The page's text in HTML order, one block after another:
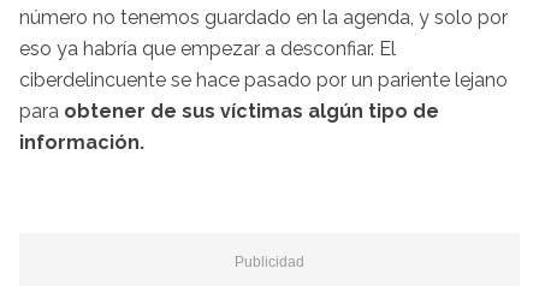
número no tenemos guardado en la agenda, y solo por
eso ya habría que empezar a desconfiar. El
ciberdelincuente se hace pasado por un pariente lejano
para obtener de sus víctimas algún tipo de
información.